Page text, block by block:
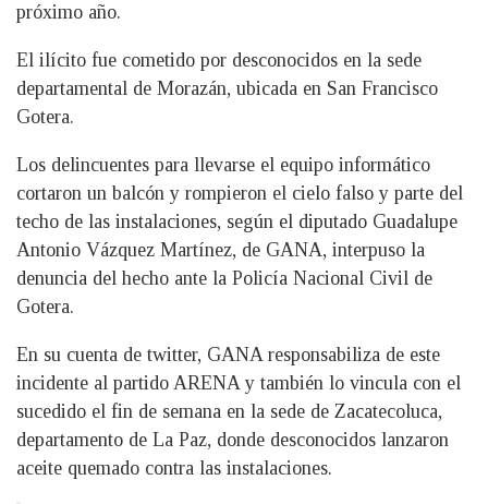
próximo año.
El ilícito fue cometido por desconocidos en la sede
departamental de Morazán, ubicada en San Francisco
Gotera.
Los delincuentes para llevarse el equipo informático
cortaron un balcón y rompieron el cielo falso y parte del
techo de las instalaciones, según el diputado Guadalupe
Antonio Vázquez Martínez, de GANA, interpuso la
denuncia del hecho ante la Policía Nacional Civil de
Gotera.
En su cuenta de twitter, GANA responsabiliza de este
incidente al partido ARENA y también lo vincula con el
sucedido el fin de semana en la sede de Zacatecoluca,
departamento de La Paz, donde desconocidos lanzaron
aceite quemado contra las instalaciones.